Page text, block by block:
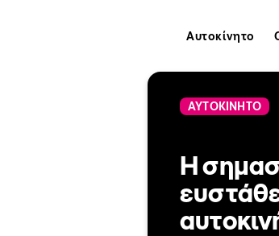
Αυτοκίνητο
ΑΥΤΟΚΙΝΗΤΟ
Η